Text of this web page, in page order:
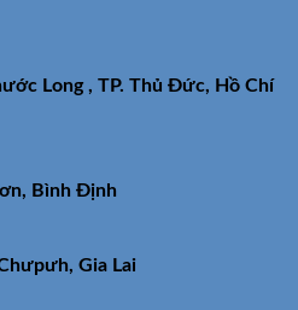
Long , TP. Thủ Đức, Hồ Chí
Bình Định
Gia Lai